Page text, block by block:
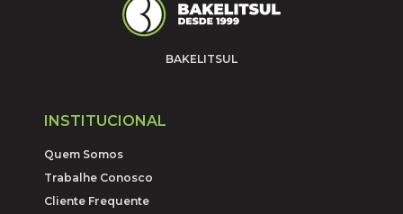
BAKELITSUL
INSTITUCIONAL
Quem Somos
Trabalhe Conosco
Cliente Frequente